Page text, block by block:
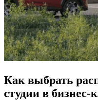
Как выбрать
студии в бизнес-